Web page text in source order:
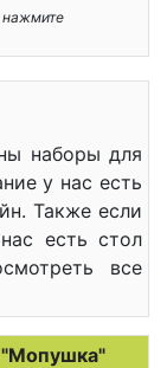
нажмите
наборы для
у нас есть
Также если
есть стол
все